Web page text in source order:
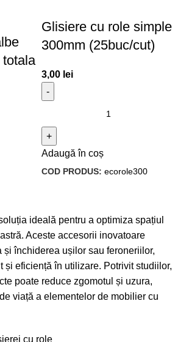
Glisiere cu role simple
300mm (25buc/cut)
3,00 lei
Adaugă în coș
COD PRODUS: ecorole300
ideală pentru a optimiza spațiul
Aceste accesorii inovatoare
închiderea ușilor sau feroneriilor,
și eficiență în utilizare. Potrivit studiilor,
poate reduce zgomotul și uzura,
viață a elementelor de mobilier cu
cu role